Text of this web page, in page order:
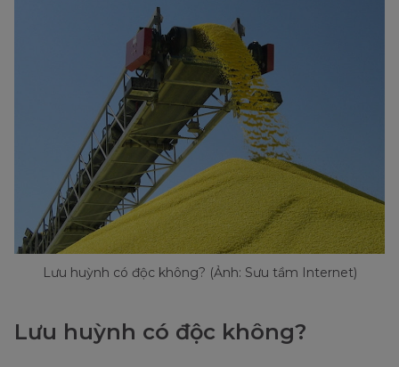
Lưu huỳnh có độc không? (Ảnh: Sưu tầm Internet)
Lưu huỳnh có độc không?